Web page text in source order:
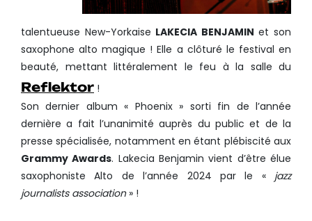
talentueuse New-Yorkaise LAKECIA BENJAMIN et son
saxophone alto magique ! Elle a clôturé le festival en
beauté, mettant littéralement le feu à la salle du
Reflektor !
Son dernier album « Phoenix » sorti fin de l’année
dernière a fait l’unanimité auprès du public et de la
presse spécialisée, notamment en étant plébiscité aux
Grammy Awards. Lakecia Benjamin vient d’être élue
saxophoniste Alto de l’année 2024 par le « jazz
journalists association» !